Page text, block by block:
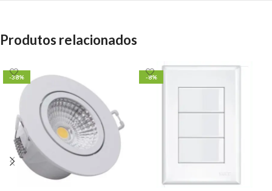
Produtos relacionados
-38% -8%